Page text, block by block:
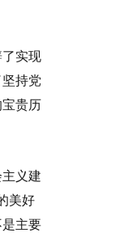
实现
持党
贵历
义建
美好
主要